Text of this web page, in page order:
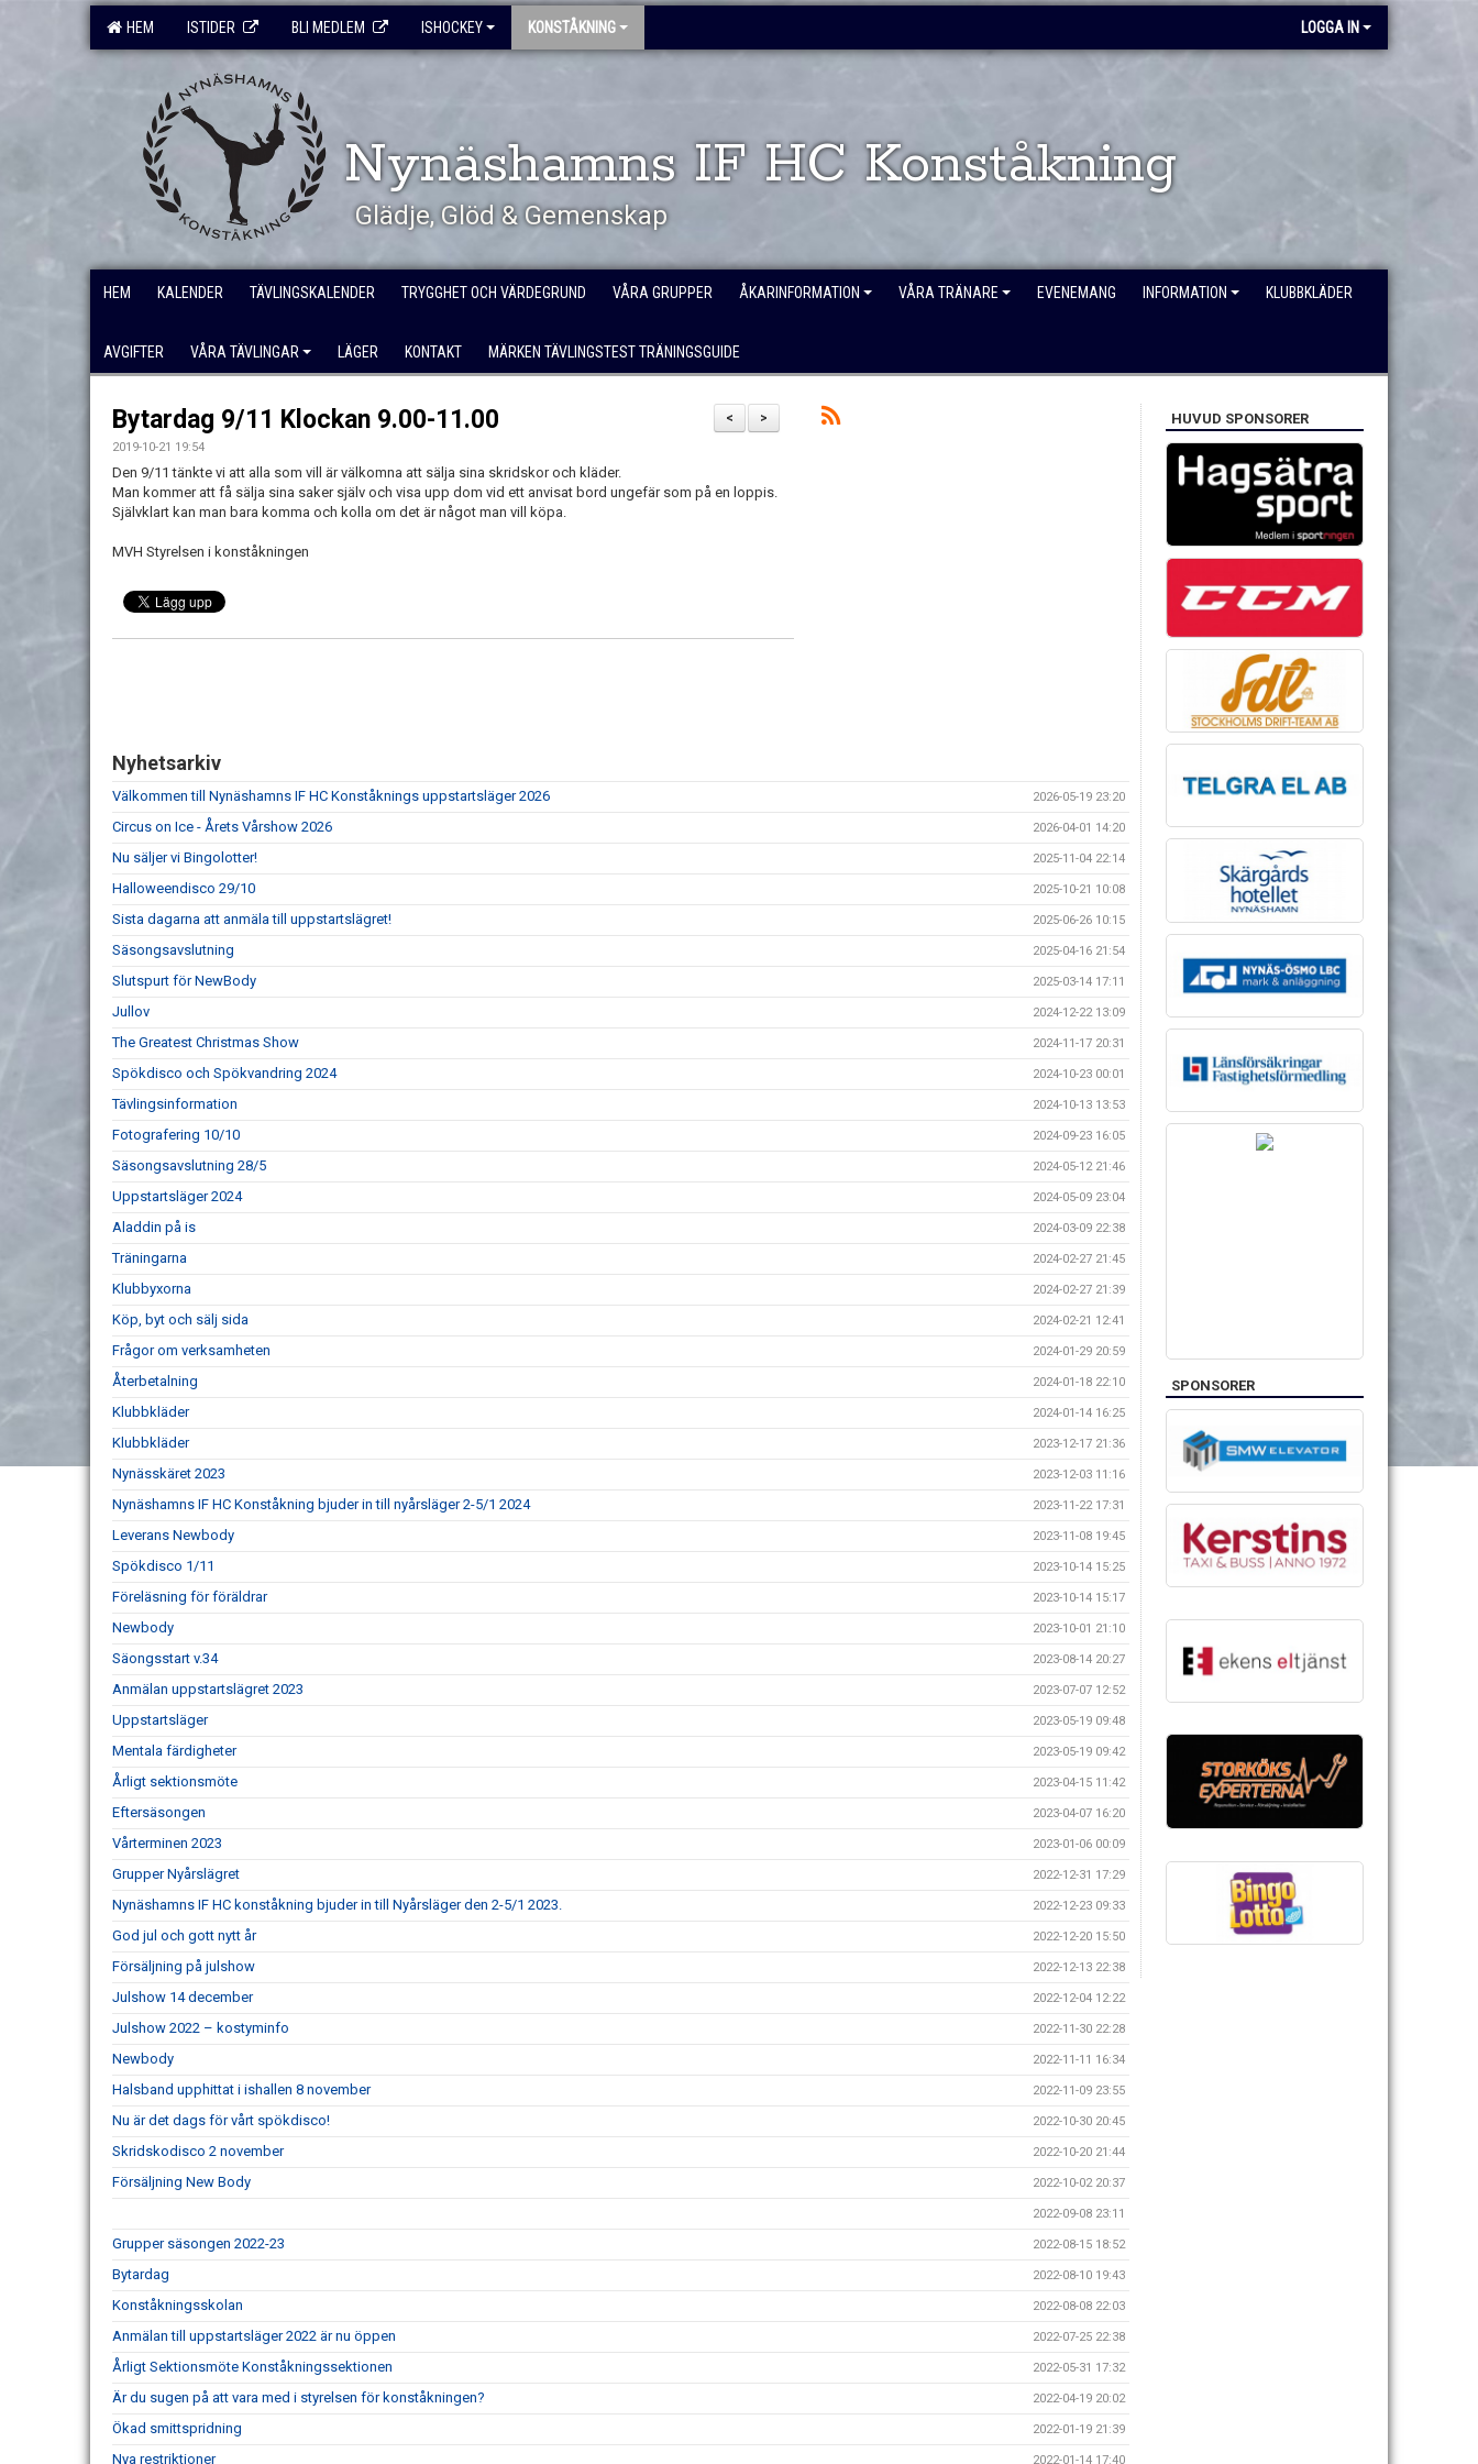
HEM ISTIDER BLI MEDLEM ISHOCKEY KONSTÅKNING LOGGA IN
Nynäshamns IF HC Konståkning
Glädje, Glöd & Gemenskap
HEM KALENDER TÄVLINGSKALENDER TRYGGHET OCH VÄRDEGRUND VÅRA GRUPPER ÅKARINFORMATION VÅRA TRÄNARE EVENEMANG INFORMATION KLUBBKLÄDER
AVGIFTER VÅRA TÄVLINGAR LÄGER KONTAKT MÄRKEN TÄVLINGSTEST TRÄNINGSGUIDE
>
<
Bytardag 9/11 Klockan 9.00-11.00
2019-10-21 19:54
Den 9/11 tänkte vi att alla som vill är välkomna att sälja sina skridskor och kläder.
Man kommer att få sälja sina saker själv och visa upp dom vid ett anvisat bord ungefär som på en loppis.
Självklart kan man bara komma och kolla om det är något man vill köpa.
MVH Styrelsen i konståkningen
Nyhetsarkiv
Välkommen till Nynäshamns IF HC Konståknings uppstartsläger 2026 2026-05-19 23:20
Circus on Ice - Årets Vårshow 2026 2026-04-01 14:20
Nu säljer vi Bingolotter! 2025-11-04 22:14
Halloweendisco 29/10 2025-10-21 10:08
Sista dagarna att anmäla till uppstartslägret! 2025-06-26 10:15
Säsongsavslutning 2025-04-16 21:54
Slutspurt för NewBody 2025-03-14 17:11
Jullov 2024-12-22 13:09
The Greatest Christmas Show 2024-11-17 20:31
Spökdisco och Spökvandring 2024 2024-10-23 00:01
Tävlingsinformation 2024-10-13 13:53
Fotografering 10/10 2024-09-23 16:05
Säsongsavslutning 28/5 2024-05-12 21:46
Uppstartsläger 2024 2024-05-09 23:04
Aladdin på is 2024-03-09 22:38
Träningarna 2024-02-27 21:45
Klubbyxorna 2024-02-27 21:39
Köp, byt och sälj sida 2024-02-21 12:41
Frågor om verksamheten 2024-01-29 20:59
Återbetalning 2024-01-18 22:10
Klubbkläder 2024-01-14 16:25
Klubbkläder 2023-12-17 21:36
Nynässkäret 2023 2023-12-03 11:16
Nynäshamns IF HC Konståkning bjuder in till nyårsläger 2-5/1 2024 2023-11-22 17:31
Leverans Newbody 2023-11-08 19:45
Spökdisco 1/11 2023-10-14 15:25
Föreläsning för föräldrar 2023-10-14 15:17
Newbody 2023-10-01 21:10
Säongsstart v.34 2023-08-14 20:27
Anmälan uppstartslägret 2023 2023-07-07 12:52
Uppstartsläger 2023-05-19 09:48
Mentala färdigheter 2023-05-19 09:42
Årligt sektionsmöte 2023-04-15 11:42
Eftersäsongen 2023-04-07 16:20
Vårterminen 2023 2023-01-06 00:09
Grupper Nyårslägret 2022-12-31 17:29
Nynäshamns IF HC konståkning bjuder in till Nyårsläger den 2-5/1 2023. 2022-12-23 09:33
God jul och gott nytt år 2022-12-20 15:50
Försäljning på julshow 2022-12-13 22:38
Julshow 14 december 2022-12-04 12:22
Julshow 2022 – kostyminfo 2022-11-30 22:28
Newbody 2022-11-11 16:34
Halsband upphittat i ishallen 8 november 2022-11-09 23:55
Nu är det dags för vårt spökdisco! 2022-10-30 20:45
Skridskodisco 2 november 2022-10-20 21:44
Försäljning New Body 2022-10-02 20:37
2022-09-08 23:11
Grupper säsongen 2022-23 2022-08-15 18:52
Bytardag 2022-08-10 19:43
Konståkningsskolan 2022-08-08 22:03
Anmälan till uppstartsläger 2022 är nu öppen 2022-07-25 22:38
Årligt Sektionsmöte Konståkningssektionen 2022-05-31 17:32
Är du sugen på att vara med i styrelsen för konståkningen? 2022-04-19 20:02
Ökad smittspridning 2022-01-19 21:39
Nya restriktioner 2022-01-14 17:40
HUVUD SPONSORER
SPONSORER